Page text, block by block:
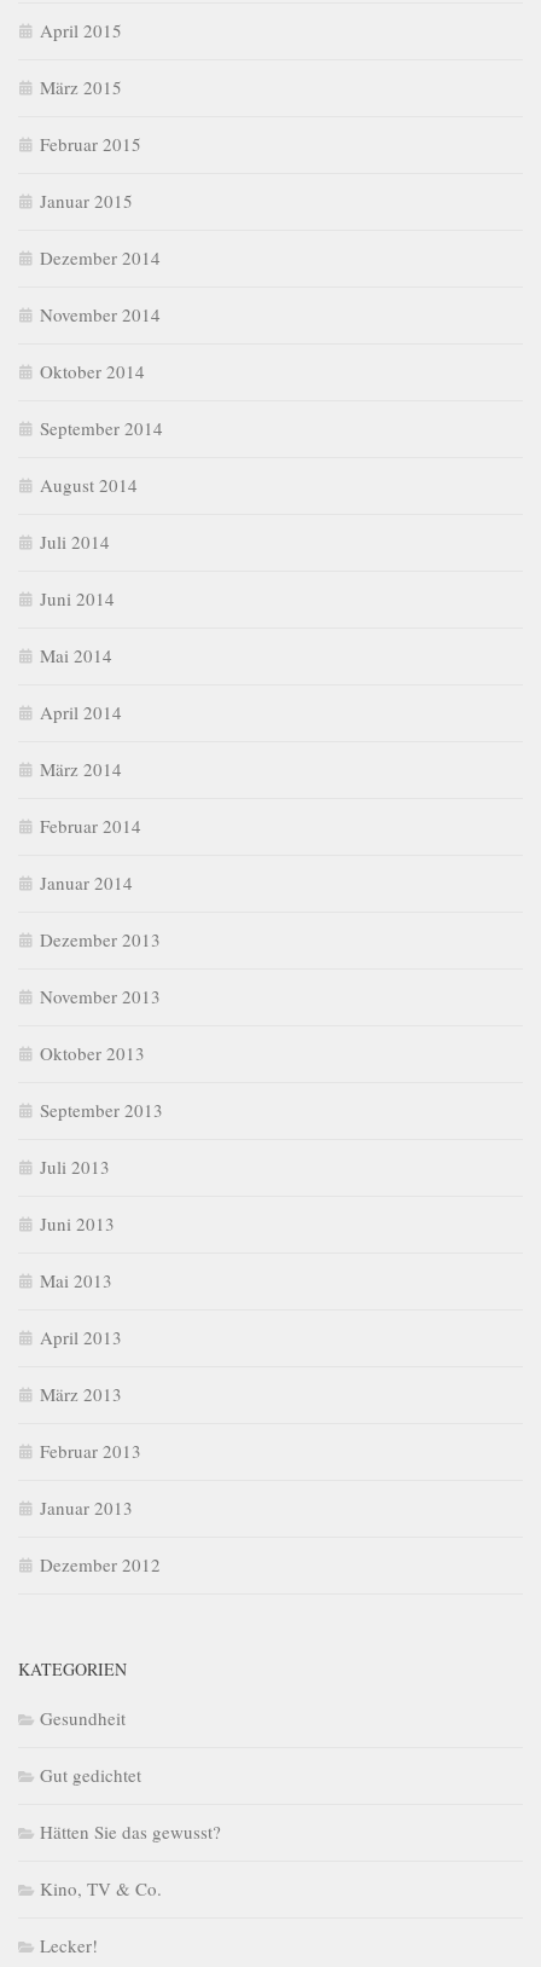
April 2015
März 2015
Februar 2015
Januar 2015
Dezember 2014
November 2014
Oktober 2014
September 2014
August 2014
Juli 2014
Juni 2014
Mai 2014
April 2014
März 2014
Februar 2014
Januar 2014
Dezember 2013
November 2013
Oktober 2013
September 2013
Juli 2013
Juni 2013
Mai 2013
April 2013
März 2013
Februar 2013
Januar 2013
Dezember 2012
KATEGORIEN
Gesundheit
Gut gedichtet
Hätten Sie das gewusst?
Kino, TV & Co.
Lecker!